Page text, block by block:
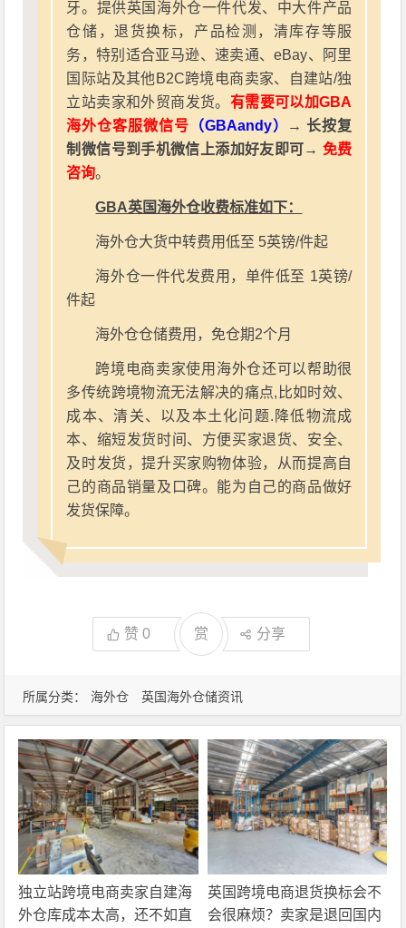
所属分类： 海外仓 英国海外仓储资讯
牙。提供英国海外仓一件代发、中大件产品
仓储，退货换标，产品检测，清库存等服
务，特别适合亚马逊、速卖通、eBay、阿里
国际站及其他B2C跨境电商卖家、自建站/独
立站卖家和外贸商发货。 有需要可以加GBA
海外仓客服微信号 （GBAandy）
→ 长按复
制微信号到手机微信上添加好友即可→ 免费
咨询。
GBA英国海外仓收费标准如下：
海外仓大货中转费用低至 5英镑/件起
海外仓一件代发费用，单件低至 1英镑/
件起
海外仓仓储费用，免仓期2个月
跨境电商卖家使用海外仓还可以帮助很
多传统跨境物流无法解决的痛点,比如时效、
成本、清关、以及本土化问题.降低物流成
本、缩短发货时间、方便买家退货、安全、
及时发货，提升买家购物体验，从而提高自
己的商品销量及口碑。能为自己的商品做好
发货保障。
赞0 赏 分享
独立站跨境电商卖家自建海
外仓库成本太高，还不如直
英国跨境电商退货换标会不
会很麻烦？卖家是退回国内